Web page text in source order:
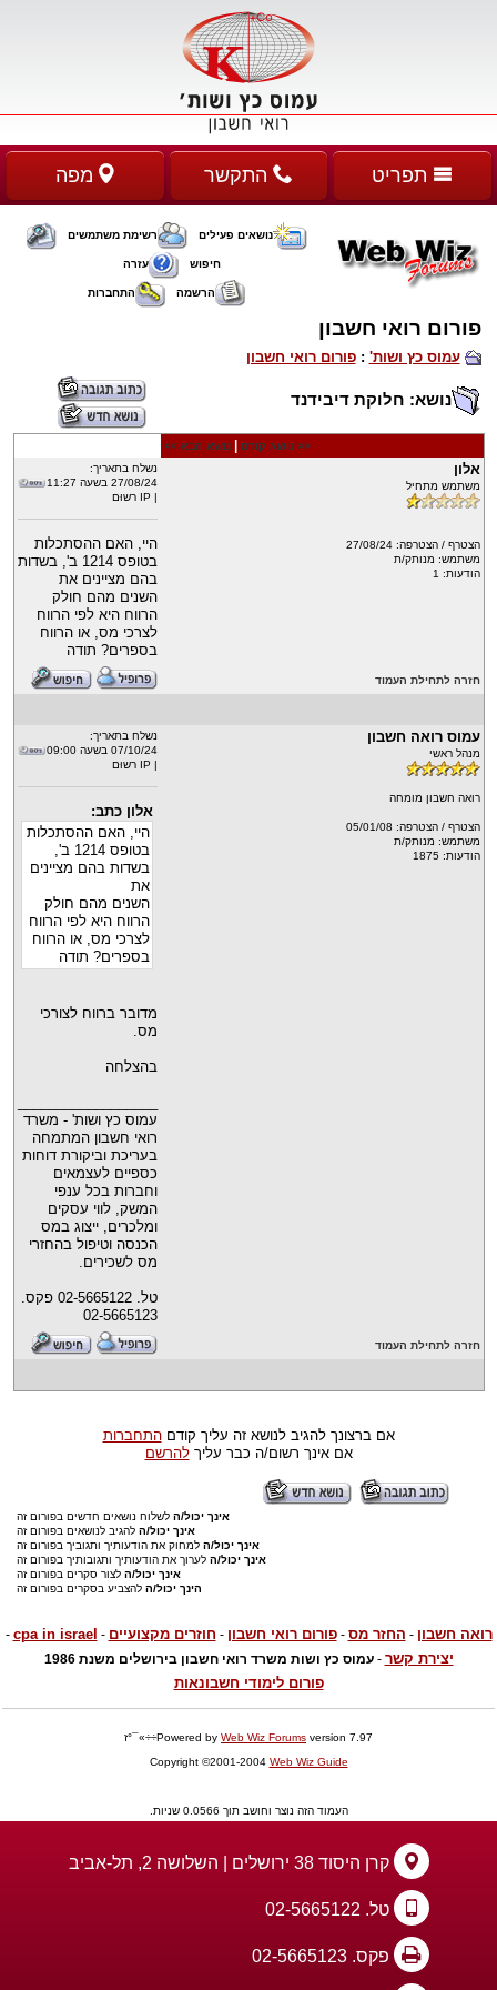
תפריט התקשר מפה
נושאים פעילים רשימת משתמשים
חיפוש עזרה
הרשמה התחברות
פורום רואי חשבון
עמוס כץ ושות' :פורום רואי חשבון
נושא: חלוקת דיבידנד
<< נושא קודם |נושא הבא >>
אלון
משתמש מתחיל
הצטרף / הצטרפה: 27/08/24
משתמש: מנותק/ת
הודעות: 1
נשלח בתאריך:
27/08/24 בשעה 11:27
| IP רשוּם
היי, האם ההסתכלות
בטופס 1214 ב', בשדות
בהם מציינים את
השנים מהם חולק
הרווח היא לפי הרווח
לצרכי מס, או הרווח
בספרים? תודה
חזרה לתחילת העמוד
עמוס רואה חשבון
מנהל ראשי
רואה חשבון מומחה
הצטרף / הצטרפה: 05/01/08
משתמש: מנותק/ת
הודעות: 1875
נשלח בתאריך:
07/10/24 בשעה 09:00
| IP רשוּם
אלון כתב:
היי, האם ההסתכלות
בטופס 1214 ב',
בשדות בהם מציינים
את
השנים מהם חולק
הרווח היא לפי הרווח
לצרכי מס, או הרווח
בספרים? תודה
מדובר ברווח לצורכי
מס.
בהצלחה
עמוס כץ ושות' - משרד
רואי חשבון המתמחה
בעריכת וביקורת דוחות
כספיים לעצמאים
וחברות בכל ענפי
המשק, לווי עסקים
ומלכרים, ייצוג במס
הכנסה וטיפול בהחזרי
מס לשכירים.
טל. 02-5665122 פקס.
02-5665123
חזרה לתחילת העמוד
אם ברצונך להגיב לנושא זה עליך קודםהתחברות
אם אינך רשום/ה כבר עליךלהרשם
אינך יכול/ה לשלוח נושאים חדשים בפורום זה
אינך יכול/ה להגיב לנושאים בפורום זה
אינך יכול/ה למחוק את הודעותיך ותגוביך בפורום זה
אינך יכול/ה לערוך את הודעותיך ותגובותיך בפורום זה
אינך יכול/ה לצור סקרים בפורום זה
הינך יכול/ה להצביע בסקרים בפורום זה
רואה חשבון - החזר מס -פורום רואי חשבון - חוזרים מקצועיים -
cpa in israel
-
יצירת קשר -עמוס כץ ושות משרד רואי חשבון בירושלים משנת 1986
פורום לימודי חשבונאות
Powered by Web Wiz Forums version 7.97÷÷»¯°ז
Copyright ©2001-2004 Web Wiz Guide
העמוד הזה נוצר וחושב תוך 0.0566 שניות.
קרן היסוד 38 ירושלים | השלושה 2, תל-אביב
טל. 02-5665122
פקס. 02-5665123